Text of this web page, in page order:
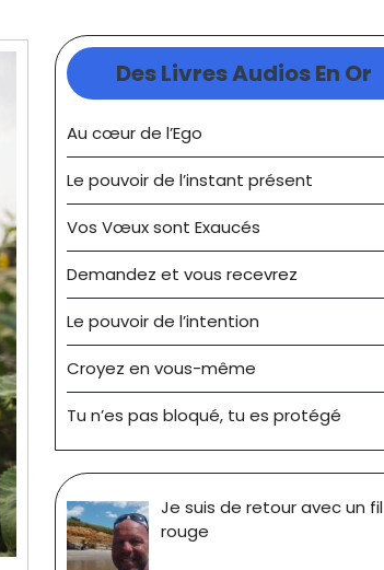
Des Livres Audios En Or
Au cœur de l’Ego
Le pouvoir de l’instant présent
Vos Vœux sont Exaucés
Demandez et vous recevrez
Le pouvoir de l’intention
Croyez en vous-même
Tu n’es pas bloqué, tu es protégé
Je suis de retour avec un fil
rouge